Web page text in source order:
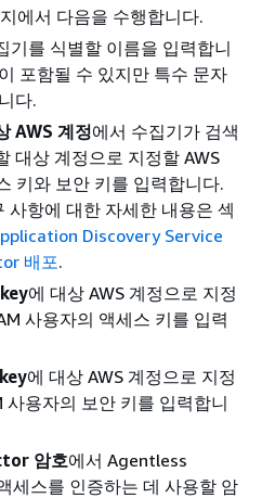
에서 다음을 수행합니다.
기를 식별할 이름을 입력합니
포함될 수 있지만 특수 문자
다.
AWS 계정에서 수집기가 검색
대상 계정으로 지정할 AWS
키와 보안 키를 입력합니다.
사항에 대한 자세한 내용은 섹
Discovery Service
배포.
에 대상 AWS 계정으로 지정
사용자의 액세스 키를 입력
에 대상 AWS 계정으로 지정
사용자의 보안 키를 입력합니
암호에서 Agentless
세스를 인증하는 데 사용할 암